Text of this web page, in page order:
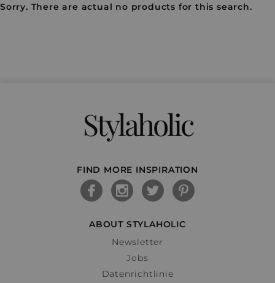
Sorry. There are actual no products for this search.
Stylaholic
FIND MORE INSPIRATION
ABOUT STYLAHOLIC
Newsletter
Jobs
Datenrichtlinie